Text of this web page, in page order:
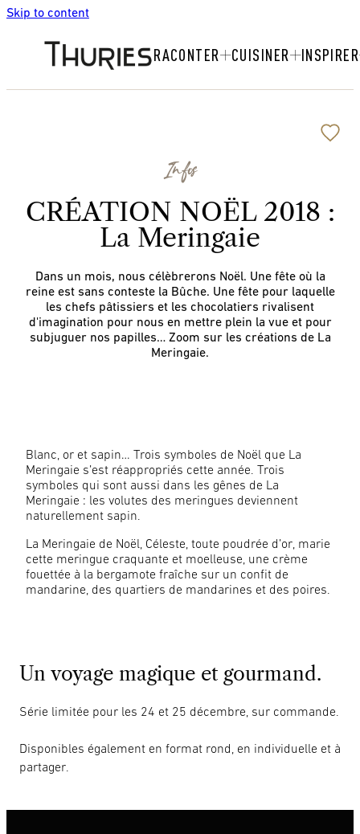
Skip to content
RACONTER CUISINER INSPIRER
Infos
CRÉATION NOËL 2018 :
La Meringaie
Dans un mois, nous célèbrerons Noël. Une fête où la
reine est sans conteste la Bûche. Une fête pour laquelle
les chefs pâtissiers et les chocolatiers rivalisent
d'imagination pour nous en mettre plein la vue et pour
subjuguer nos papilles… Zoom sur les créations de La
Meringaie.
Blanc, or et sapin… Trois symboles de Noël que La
Meringaie s’est réappropriés cette année. Trois
symboles qui sont aussi dans les gênes de La
Meringaie : les volutes des meringues deviennent
naturellement sapin.
La Meringaie de Noël, Céleste, toute poudrée d’or, marie
cette meringue craquante et moelleuse, une crème
fouettée à la bergamote fraîche sur un confit de
mandarine, des quartiers de mandarines et des poires.
Un voyage magique et gourmand.
Série limitée pour les 24 et 25 décembre, sur commande.
Disponibles également en format rond, en individuelle et à
partager.